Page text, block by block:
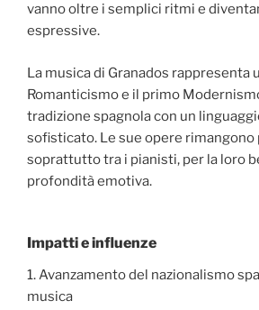
vanno oltre i semplici ritmi e
espressive.
La musica di Granados rappresenta
Romanticismo e il primo
tradizione spagnola con un
sofisticato. Le sue opere rimangono
soprattutto tra i pianisti, per la loro
profondità emotiva.
Impatti e influenze
1. Avanzamento del nazionalismo
musica